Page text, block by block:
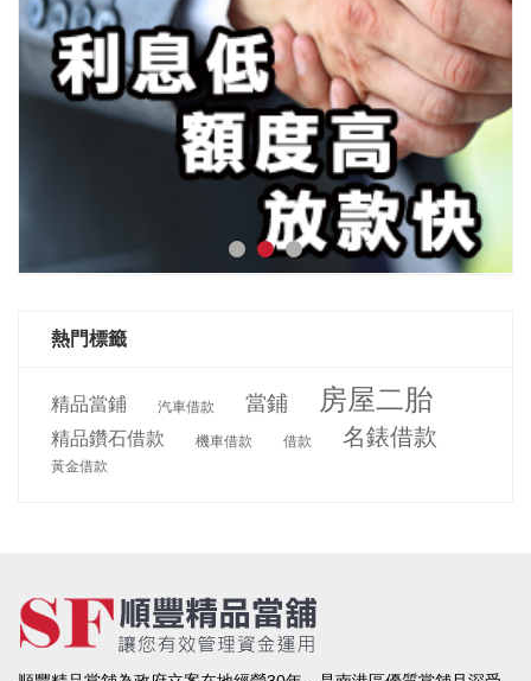
熱門標籤
精品當鋪 汽車借款 當鋪 房屋二胎
精品鑽石借款 機車借款 借款 名錶借款
黃金借款